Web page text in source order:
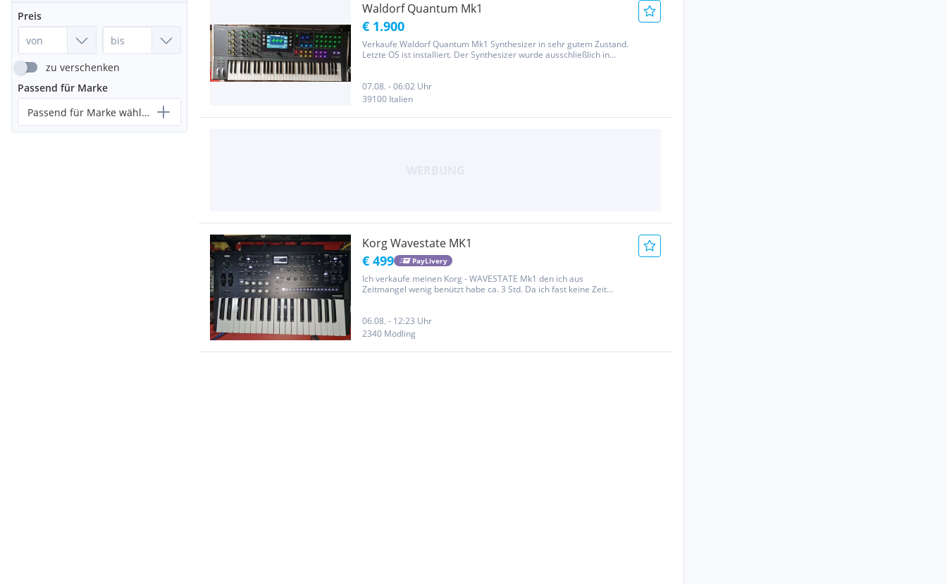
Preis
zu verschenken
Passend für Marke
Passend für Marke wählen...
Waldorf Quantum Mk1
€ 1.900
Verkaufe Waldorf Quantum Mk1 Synthesizer in sehr gutem Zustand.
Letzte OS ist installiert. Der Synthesizer wurde ausschließlich in
07.08. - 06:02 Uhr
39100 Italien
Korg Wavestate MK1
€ 499 PayLivery
Ich verkaufe meinen Korg - WAVESTATE Mk1 den ich aus
Zeitmangel wenig benützt habe ca. 3 Std. Da ich fast keine Zeit
06.08. - 12:23 Uhr
2340 Mödling